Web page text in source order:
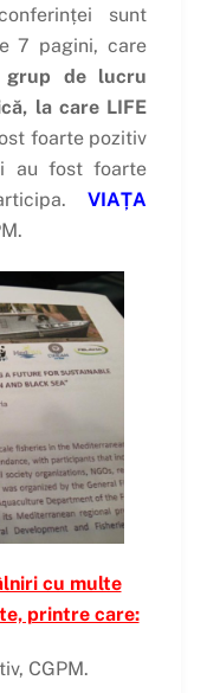
sunt
7 pagini, care
grup de lucru
la care LIFE
foarte pozitiv
au fost foarte
VIAȚA
cu multe
printre care:
CGPM.